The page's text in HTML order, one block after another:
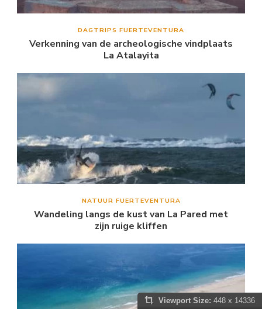
DAGTRIPS FUERTEVENTURA
Verkenning van de archeologische vindplaats
La Atalayita
NATUUR FUERTEVENTURA
Wandeling langs de kust van La Pared met
zijn ruige kliffen
Viewport Size: 448 x 14336